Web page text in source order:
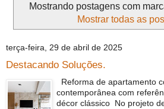
Mostrando postagens com
Mostrar todas as
terça-feira, 29 de abril de 2025
Destacando Soluções.
Reforma de apartamento
contemporânea com
décor clássico No projeto